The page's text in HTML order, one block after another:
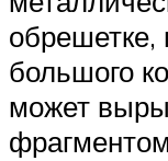
обрешетке,
большого
может